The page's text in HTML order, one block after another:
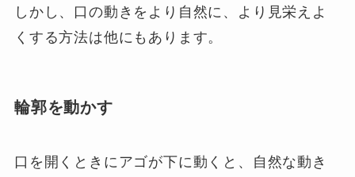
しかし、口の動きをより自然に、より見栄えよ
くする方法は他にもあります。
輪郭を動かす
口を開くときにアゴが下に動くと、自然な動き